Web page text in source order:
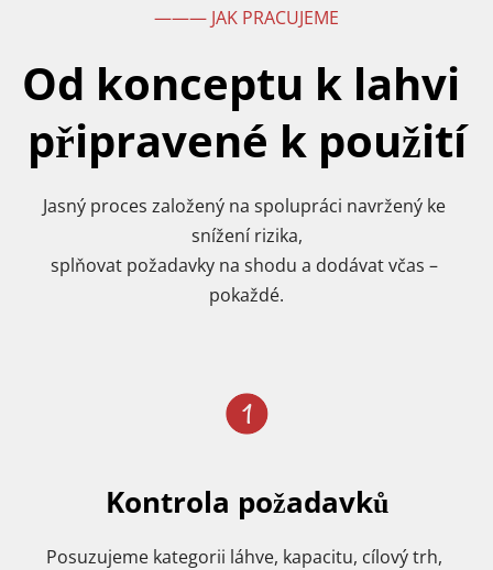
——— JAK PRACUJEME
Od konceptu k lahvi
připravené k použití
Jasný proces založený na spolupráci navržený ke
snížení rizika,
splňovat požadavky na shodu a dodávat včas –
pokaždé.
Kontrola požadavků
Posuzujeme kategorii láhve, kapacitu, cílový trh,